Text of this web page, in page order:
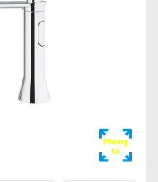
Phóng
to